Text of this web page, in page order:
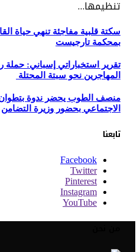
تنظيمها…
سكتة قلبية مفاجئة تنهي حياة
بمحكمة تارجيست
تقرير استخباراتي إسباني:
المهاجرين نحو سبتة المحتلة
منصف الطوب يحضر ندوة بتطوان
الاجتماعي بحضور وزيرة التضامن
تابعنا
Facebook
Twitter
Pinterest
Instagram
YouTube